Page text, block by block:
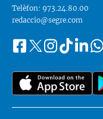
Telèfon: 973.24.80.00
redaccio@segre.com
FacebookInstagram
Tiktok